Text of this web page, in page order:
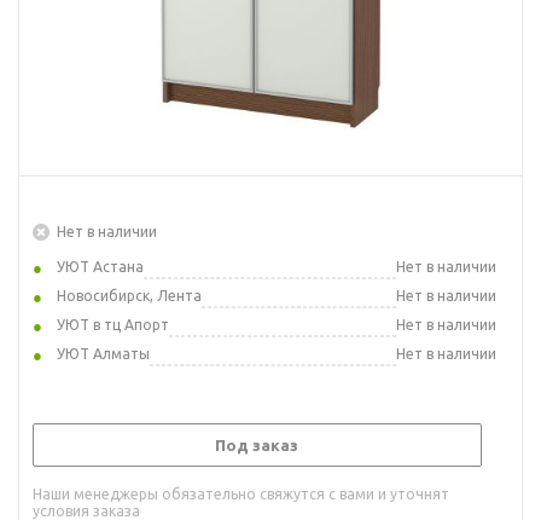
Нет в наличии
УЮТ Астана
Нет в наличии
Новосибирск, Лента
Нет в наличии
УЮТ в тц Апорт
Нет в наличии
УЮТ Алматы
Нет в наличии
Под заказ
Наши менеджеры обязательно свяжутся с вами и уточнят
условия заказа